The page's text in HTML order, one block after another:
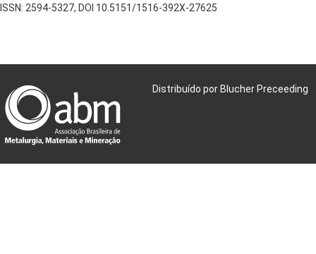
ISSN: 2594-5327, DOI 10.5151/1516-392X-27625
Distribuído por Blucher Preceeding